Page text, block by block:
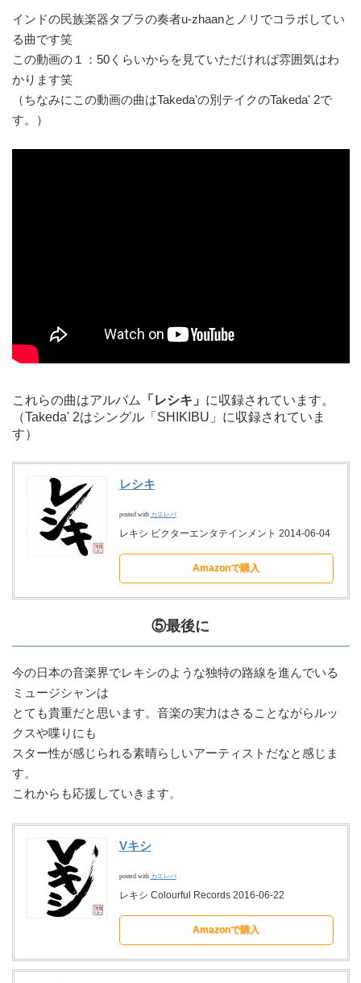
インドの民族楽器タブラの奏者u-zhaanとノリでコラボしてい
る曲です笑
この動画の１：50くらいからを見ていただければ雰囲気はわ
かります笑
（ちなみにこの動画の曲はTakeda'の別テイクのTakeda' 2で
す。）
これらの曲はアルバム 「レシキ」 に収録されています。
（Takeda' 2はシングル「SHIKIBU」に収録されていま
す）
レシキ
posted with カエレバ
レキシ ビクターエンタテインメント 2014-06-04
Amazonで購入
⑤最後に
今の日本の音楽界でレキシのような独特の路線を進んでいる
ミュージシャンは
とても貴重だと思います。音楽の実力はさることながらルッ
クスや喋りにも
スター性が感じられる素晴らしいアーティストだなと感じま
す。
これからも応援していきます。
Vキシ
posted with カエレバ
レキシ Colourful Records 2016-06-22
Amazonで購入